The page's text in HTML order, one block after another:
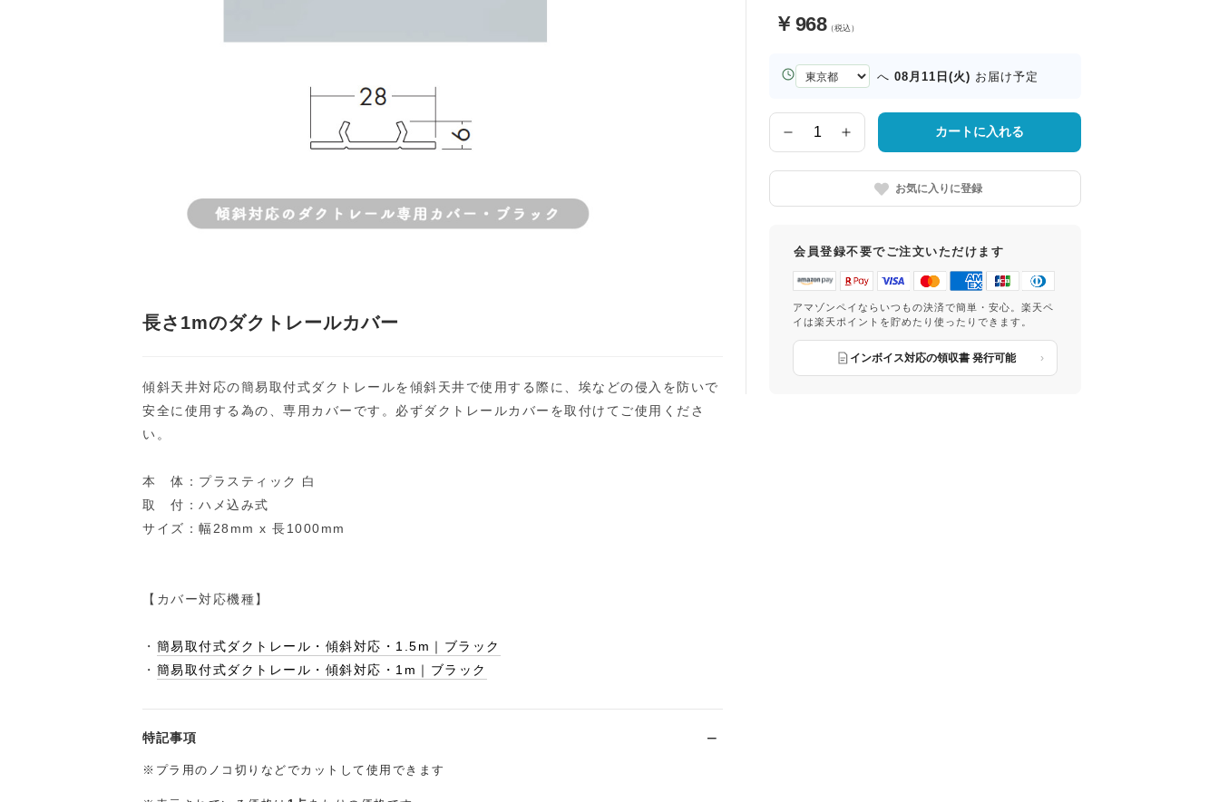
￥ 968（税込）
お
届
へ 08月11日(火) お届け予定
数
量
カートに入れる
お気に入りに登録
会員登録不要でご注文いただけます
アマゾンペイならいつもの決済で簡単・安心。楽天ペ
イは楽天ポイントを貯めたり使ったりできます。
インボイス対応の領収書 発行可能
長さ1mのダクトレールカバー
傾斜天井対応の簡易取付式ダクトレールを傾斜天井で使用する際に、埃などの侵入を防いで
安全に使用する為の、専用カバーです。必ずダクトレールカバーを取付けてご使用くださ
い。
本 体：プラスティック 白
取 付：ハメ込み式
サイズ：幅28mm x 長1000mm
【カバー対応機種】
・ 簡易取付式ダクトレール・傾斜対応・1.5m｜ブラック
・ 簡易取付式ダクトレール・傾斜対応・1m｜ブラック
特記事項
※プラ用のノコ切りなどでカットして使用できます